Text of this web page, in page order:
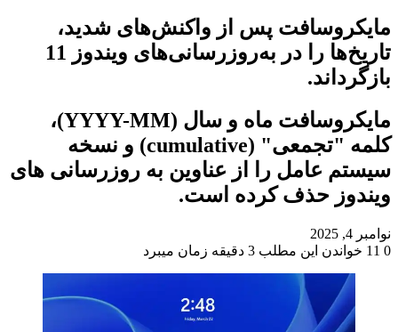
مایکروسافت پس از واکنش‌های شدید،
تاریخ‌ها را در به‌روزرسانی‌های ویندوز 11
بازگرداند.
مایکروسافت ماه و سال (YYYY-MM)،
کلمه "تجمعی" (cumulative) و نسخه
سیستم عامل را از عناوین به روزرسانی های
ویندوز حذف کرده است.
نوامبر 4, 2025
0
خواندن این مطلب 3 دقیقه زمان میبرد